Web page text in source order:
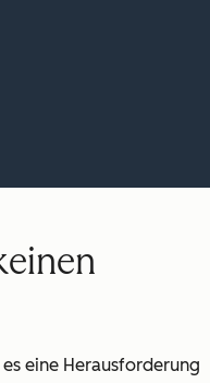
eine Herausforderung